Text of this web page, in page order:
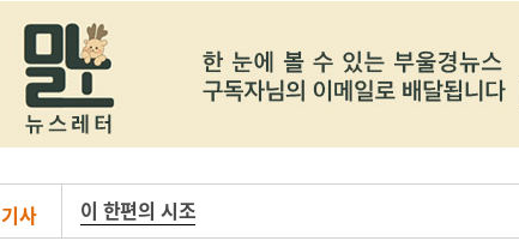
기사 이 한편의 시조